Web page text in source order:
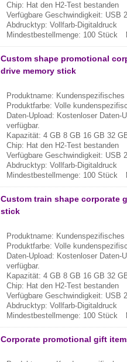
Chip: Hat den H2-Test bestanden
Verfügbare Geschwindigkeit: USB
Abdrucktyp: Vollfarb-Digitaldruck
Mindestbestellmenge: 100 Stück
Custom shape promotional
drive memory stick
Produktname:
Produktfarbe: Volle
Daten-Upload: Kostenloser
verfügbar.
Kapazität: 4 GB 8 GB 16 GB 32
Chip: Hat den H2-Test bestanden
Verfügbare Geschwindigkeit: USB
Abdrucktyp: Vollfarb-Digitaldruck
Mindestbestellmenge: 100 Stück
Custom train shape corporate
stick
Produktname:
Produktfarbe: Volle
Daten-Upload: Kostenloser
verfügbar.
Kapazität: 4 GB 8 GB 16 GB 32
Chip: Hat den H2-Test bestanden
Verfügbare Geschwindigkeit: USB
Abdrucktyp: Vollfarb-Digitaldruck
Mindestbestellmenge: 100 Stück
Corporate promotional gift